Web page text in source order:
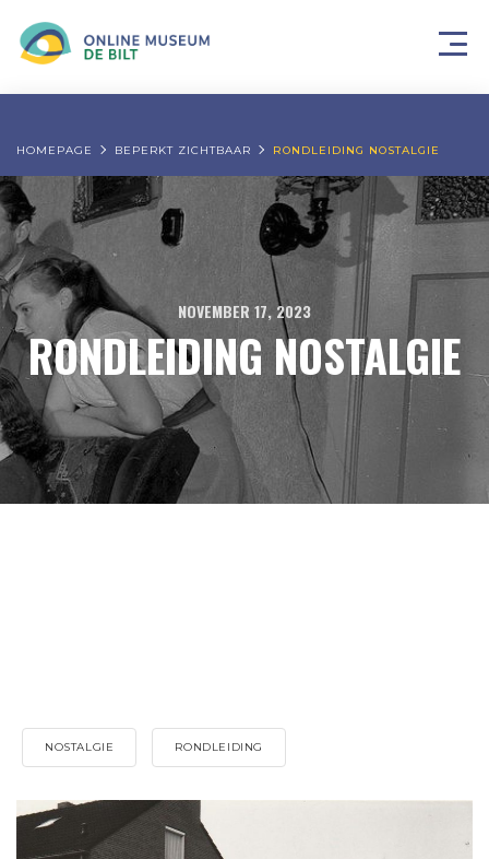
HOMEPAGE BEPERKT ZICHTBAAR RONDLEIDING NOSTALGIE
NOVEMBER 17, 2023
RONDLEIDING NOSTALGIE
NOSTALGIE RONDLEIDING